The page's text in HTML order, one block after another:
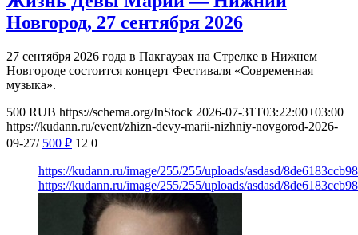
Новгород, 27 сентября 2026
27 сентября 2026 года в Пакгаузах на Стрелке в Нижнем
Новгороде состоится концерт Фестиваля «Современная
музыка».
500 RUB https://schema.org/InStock 2026-07-31T03:22:00+03:00
https://kudann.ru/event/zhizn-devy-marii-nizhniy-novgorod-2026-
09-27/ 500 ₽ 12 0
https://kudann.ru/image/255/255/uploads/asdasd/
https://kudann.ru/image/255/255/uploads/asdasd/